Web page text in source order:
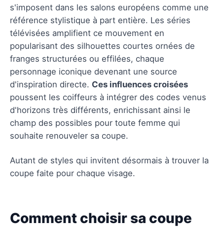
s'imposent dans les salons européens comme une
référence stylistique à part entière. Les séries
télévisées amplifient ce mouvement en
popularisant des silhouettes courtes ornées de
franges structurées ou effilées, chaque
personnage iconique devenant une source
d'inspiration directe. Ces influences croisées
poussent les coiffeurs à intégrer des codes venus
d'horizons très différents, enrichissant ainsi le
champ des possibles pour toute femme qui
souhaite renouveler sa coupe.
Autant de styles qui invitent désormais à trouver la
coupe faite pour chaque visage.
Comment choisir sa coupe